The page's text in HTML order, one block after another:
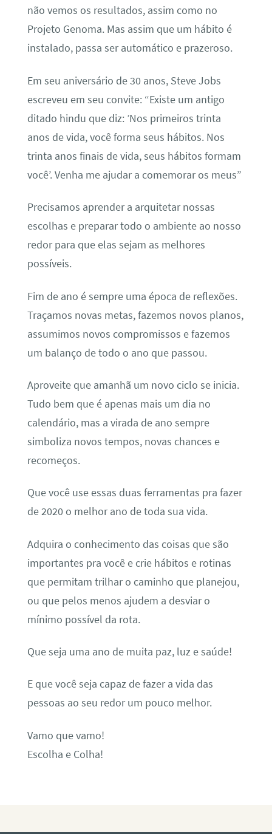
não vemos os resultados, assim como no
Projeto Genoma. Mas assim que um hábito é
instalado, passa ser automático e prazeroso.
Em seu aniversário de 30 anos, Steve Jobs
escreveu em seu convite: “Existe um antigo
ditado hindu que diz: ’Nos primeiros trinta
anos de vida, você forma seus hábitos. Nos
trinta anos finais de vida, seus hábitos formam
você’. Venha me ajudar a comemorar os meus”
Precisamos aprender a arquitetar nossas
escolhas e preparar todo o ambiente ao nosso
redor para que elas sejam as melhores
possíveis.
Fim de ano é sempre uma época de reflexões.
Traçamos novas metas, fazemos novos planos,
assumimos novos compromissos e fazemos
um balanço de todo o ano que passou.
Aproveite que amanhã um novo ciclo se inicia.
Tudo bem que é apenas mais um dia no
calendário, mas a virada de ano sempre
simboliza novos tempos, novas chances e
recomeços.
Que você use essas duas ferramentas pra fazer
de 2020 o melhor ano de toda sua vida.
Adquira o conhecimento das coisas que são
importantes pra você e crie hábitos e rotinas
que permitam trilhar o caminho que planejou,
ou que pelos menos ajudem a desviar o
mínimo possível da rota.
Que seja uma ano de muita paz, luz e saúde!
E que você seja capaz de fazer a vida das
pessoas ao seu redor um pouco melhor.
Vamo que vamo!
Escolha e Colha!